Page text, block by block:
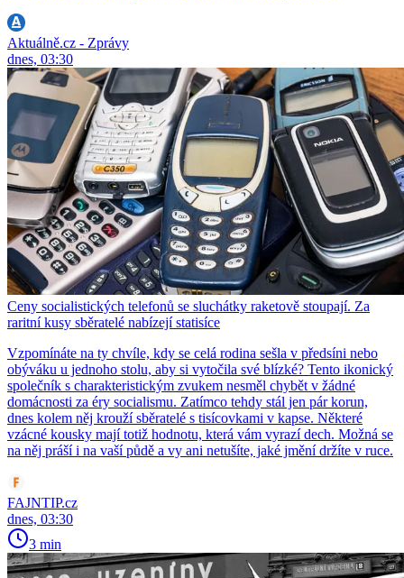
Aktuálně.cz - Zprávy
dnes, 03:30
Ceny socialistických telefonů se sluchátky raketově stoupají. Za
raritní kusy sběratelé nabízejí statisíce
Vzpomínáte na ty chvíle, kdy se celá rodina sešla v předsíni nebo
obýváku u jednoho stolu, aby si vytočila své blízké? Tento ikonický
společník s charakteristickým zvukem nesměl chybět v žádné
domácnosti za éry socialismu. Zatímco tehdy stál jen pár korun,
dnes kolem něj krouží sběratelé s tisícovkami v kapse. Některé
vzácné kousky mají totiž hodnotu, která vám vyrazí dech. Možná se
na něj práší i na vaší půdě a vy ani netušíte, jaké jmění držíte v ruce.
FAJNTIP.cz
dnes, 03:30
3 min